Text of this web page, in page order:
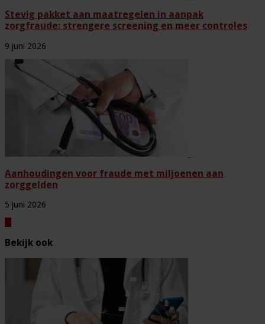
Stevig pakket aan maatregelen in aanpak
zorgfraude: strengere screening en meer controles
9 juni 2026
Aanhoudingen voor fraude met miljoenen aan
zorggelden
5 juni 2026
Bekijk ook